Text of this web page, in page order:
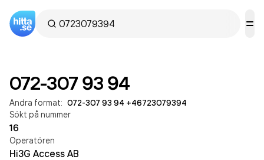
072-307 93 94
Andra format: 072-307 93 94 +46723079394
Sökt på nummer
16
Operatören
Hi3G Access AB